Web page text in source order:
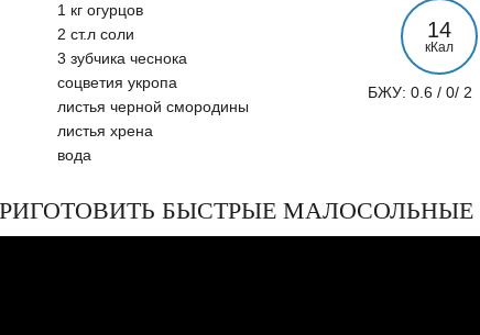
1 кг огурцов
2 ст.л соли
3 зубчика чеснока
соцветия укропа
листья черной смородины
листья хрена
вода
14
кКал
БЖУ: 0.6 / 0/ 2
БЫСТРЫЕ